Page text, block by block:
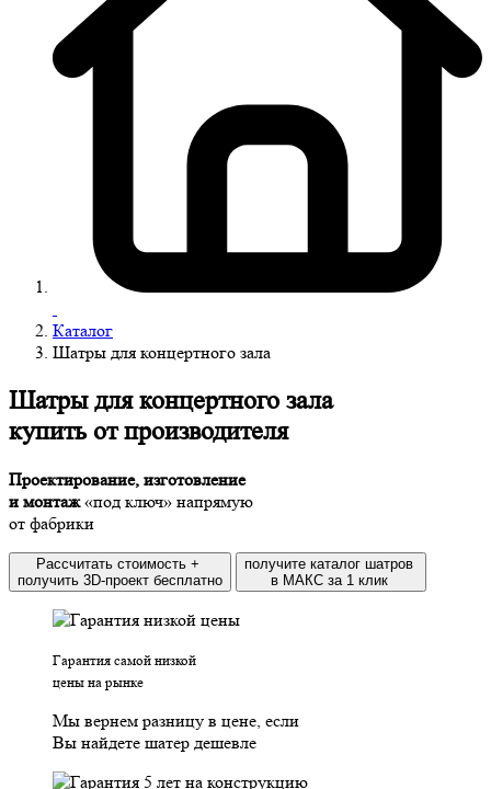
Каталог
Шатры для концертного зала
Шатры для концертного зала
купить от производителя
Проектирование, изготовление
и монтаж«под ключ» напрямую
от фабрики
Рассчитать стоимость +
получить 3D-проект бесплатно
получите каталог шатров
в МАКС за 1 клик
Гарантия самой низкой
цены на рынке
Мы вернем разницу в цене, если
Вы найдете шатер дешевле